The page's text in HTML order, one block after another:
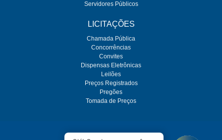
Servidores Públicos
LICITAÇÕES
Chamada Pública
Concorrências
Convites
Dispensas Eletrônicas
Leilões
Preços Registrados
Pregões
Tomada de Preços
O SEMAE é regulado pela ARES-PCJ